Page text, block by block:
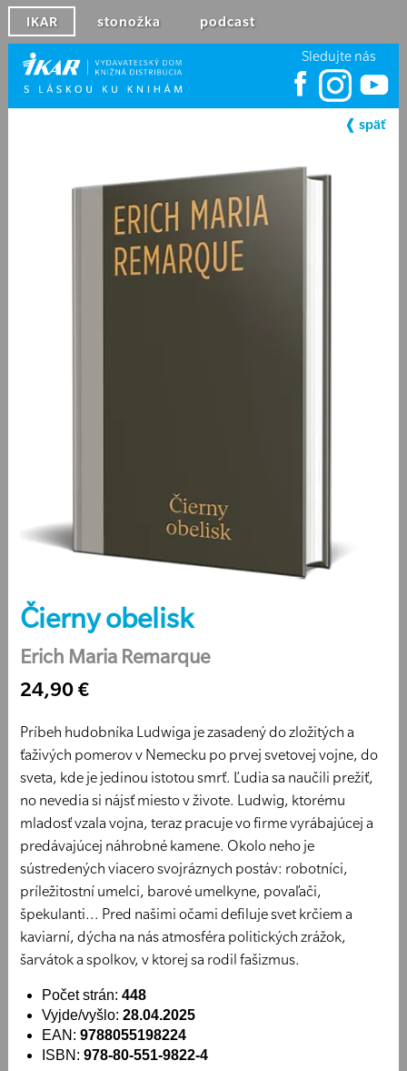
IKAR stonožka podcast
Sledujte nás
Čierny obelisk
Erich Maria Remarque
24,90 €
Príbeh hudobníka Ludwiga je zasadený do zložitých a
ťaživých pomerov v Nemecku po prvej svetovej vojne, do
sveta, kde je jedinou istotou smrť. Ľudia sa naučili prežiť,
no nevedia si nájsť miesto v živote. Ludwig, ktorému
mladosť vzala vojna, teraz pracuje vo firme vyrábajúcej a
predávajúcej náhrobné kamene. Okolo neho je
sústredených viacero svojráznych postáv: robotníci,
príležitostní umelci, barové umelkyne, povaľači,
špekulanti... Pred našimi očami defiluje svet krčiem a
kaviarní, dýcha na nás atmosféra politických zrážok,
šarvátok a spolkov, v ktorej sa rodil fašizmus.
Počet strán: 448
Vyjde/vyšlo: 28.04.2025
EAN: 9788055198224
ISBN: 978-80-551-9822-4
❰ späť